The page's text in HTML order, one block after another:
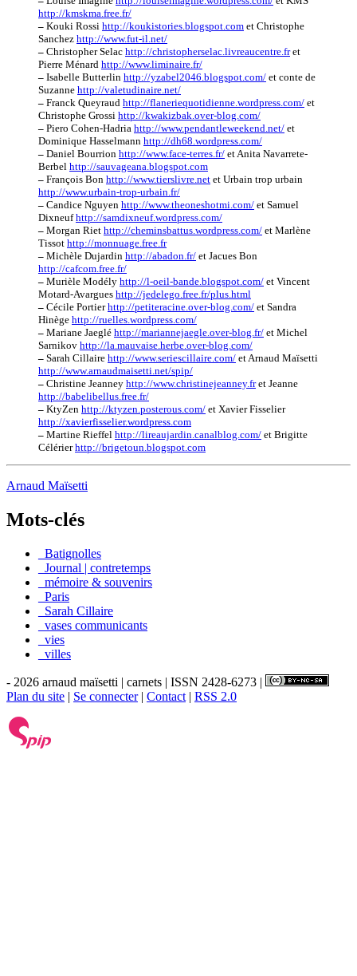
http://kmskma.free.fr/
– Kouki Rossi http://koukistories.blogspot.com et Christophe
Sanchez http://www.fut-il.net/
– Christopher Selac http://christopherselac.livreaucentre.fret
Pierre Ménard http://www.liminaire.fr/
– Isabelle Butterlin http://yzabel2046.blogspot.com/ et conte de
Suzanne http://valetudinaire.net/
– Franck Queyraud http://flaneriequotidienne.wordpress.com/ et
Christophe Grossi http://kwakizbak.over-blog.com/
– Piero Cohen-Hadria http://www.pendantleweekend.net/ et
Dominique Hasselmann http://dh68.wordpress.com/
– Daniel Bourrion http://www.face-terres.fr/ et Anita Navarrete-
Berbel http://sauvageana.blogspot.com
– François Bon http://www.tierslivre.net et Urbain trop urbain
http://www.urbain-trop-urbain.fr/
– Candice Nguyen http://www.theoneshotmi.com/ et Samuel
Dixneufhttp://samdixneuf.wordpress.com/
– Morgan Riet http://cheminsbattus.wordpress.com/ et Marlène
Tissot http://monnuage.free.fr
– Michèle Dujardin http://abadon.fr/ et Jacues Bon
http://cafcom.free.fr/
– Murièle Modély http://l-oeil-bande.blogspot.com/ et Vincent
Motard-Avargues http://jedelego.free.fr/plus.html
– Cécile Portierhttp://petiteracine.over-blog.com/ et Sandra
Hinège http://ruelles.wordpress.com/
– Mariane Jaeglé http://mariannejaegle.over-blog.fr/ et Michel
Sarnikov http://la.mauvaise.herbe.over-blog.com/
– Sarah Cillaire http://www.seriescillaire.com/ et Arnaud Maïsetti
http://www.arnaudmaisetti.net/spip/
– Christine Jeanney http://www.christinejeanney.fret Jeanne
http://babelibellus.free.fr/
– KtyZen http://ktyzen.posterous.com/ et Xavier Fisselier
http://xavierfisselier.wordpress.com
– Martine Rieffel http://lireaujardin.canalblog.com/ et Brigitte
Célérierhttp://brigetoun.blogspot.com
Arnaud Maïsetti
Mots-clés
_Batignolles
_Journal | contretemps
_mémoire & souvenirs
_Paris
_Sarah Cillaire
_vases communicants
_vies
_villes
- 2026 arnaud maïsetti | carnets | ISSN 2428-6273 |
Plan du site | Se connecter| Contact | RSS 2.0